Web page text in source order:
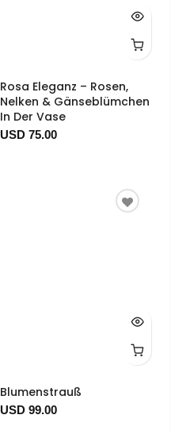
Rosa Eleganz – Rosen,
Nelken & Gänseblümchen
In Der Vase
USD 75.00
Blumenstrauß
USD 99.00